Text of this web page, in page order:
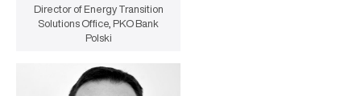
Director of Energy Transition
Solutions Office, PKO Bank
Polski